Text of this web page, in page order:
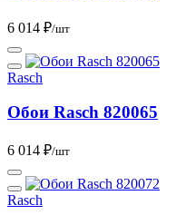
6 014 ₽/шт
Rasch
Обои Rasch 820065
6 014 ₽/шт
Rasch